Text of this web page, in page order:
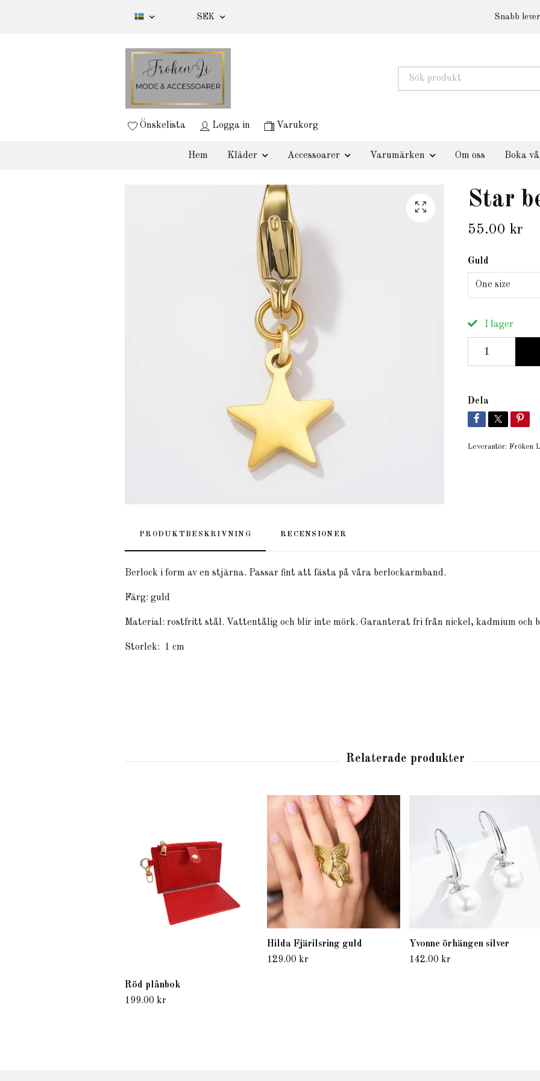
SEK Snabb
Önskelista Logga in Varukorg
Hem Kläder Accessoarer Varumärken Om oss Boka
Star
55.00 kr
Guld
One size
I lager
Dela
Leverantör: Fröken
PRODUKTBESKRIVNING RECENSIONER
Berlock i form av en stjärna. Passar fint att fästa på våra berlockarmband.
Färg: guld
Material: rostfritt stål. Vattentålig och blir inte mörk. Garanterat fri från nickel, kadmium och
Storlek: 1 cm
Röd plånbok
199.00 kr
Hilda Fjärilsring guld
129.00 kr
Yvonne örhängen silver
142.00 kr